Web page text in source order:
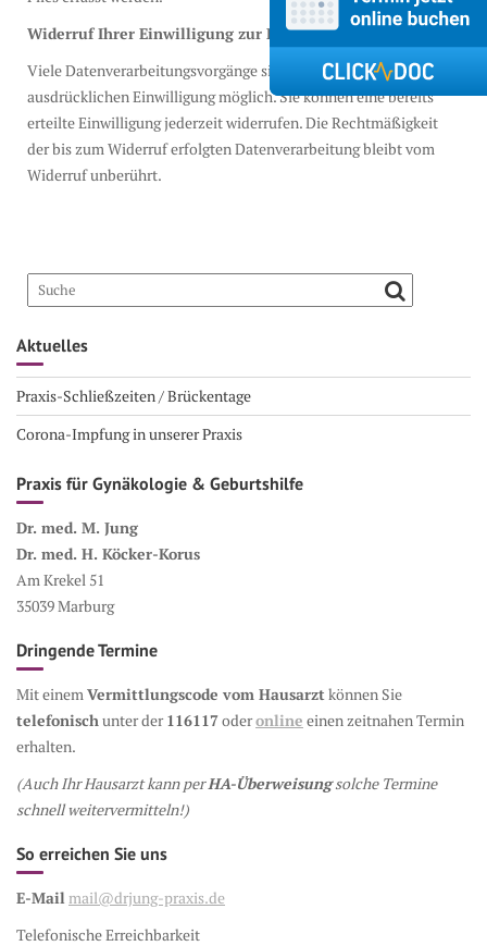
Widerruf Ihrer Einwilligung zur Datenverarbeitung
Viele Datenverarbeitungsvorgänge sind nur mit Ihrer
ausdrücklichen Einwilligung möglich. Sie können eine bereits
erteilte Einwilligung jederzeit widerrufen. Die Rechtmäßigkeit
der bis zum Widerruf erfolgten Datenverarbeitung bleibt vom
Widerruf unberührt.
Aktuelles
Praxis-Schließzeiten / Brückentage
Corona-Impfung in unserer Praxis
Praxis für Gynäkologie & Geburtshilfe
Dr. med. M. Jung
Dr. med. H. Köcker-Korus
Am Krekel 51
35039 Marburg
Dringende Termine
Mit einemVermittlungscode vom Hausarztkönnen Sie
telefonischunter der116117oderonline einen zeitnahen Termin
erhalten.
(Auch Ihr Hausarzt kann perHA-Überweisungsolche Termine
schnell weitervermitteln!)
So erreichen Sie uns
E-Mail mail@drjung-praxis.de
Telefonische Erreichbarkeit